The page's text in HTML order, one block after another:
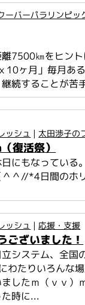
ーバーパラリンピッ
7500㎞をヒン
ヶ月」毎月あ
続することが苦
ッシュ | 太田渉子の
復活祭）
にもなっている
＾＾//*4日間のホ
ッシュ |応援・支援
ございました！
立システム、全
わたりいろんな
したｍ（ｖｖ
時に...